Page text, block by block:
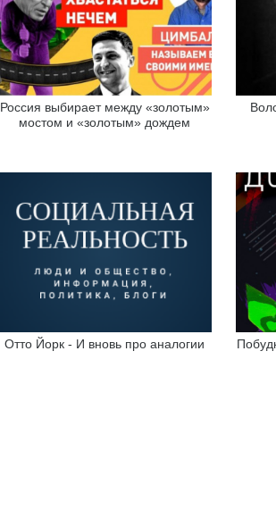
Россия выбирает между «золотым»
мостом и «золотым» дождем
Отто Йорк - И вновь про аналогии